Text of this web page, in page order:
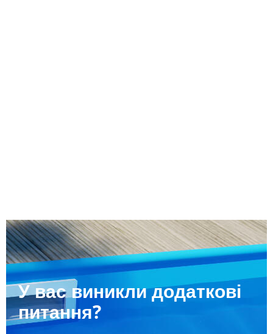
У вас виникли додаткові
питання?